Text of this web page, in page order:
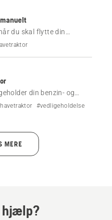
du skal flytte din
din benzin- og
#vedligeholdelse
MERE
hjælp?